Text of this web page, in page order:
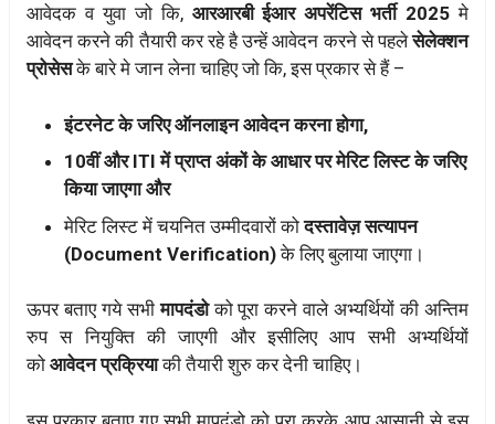
आवेदक व युवा जो कि,आरआरबी ईआर अपरेंटिस भर्ती 2025मे
आवेदन करने की तैयारी कर रहे है उन्हें आवेदन करने से पहलेसेलेक्शन
प्रोसेसके बारे मे जान लेना चाहिए जो कि, इस प्रकार से हैं –
इंटरनेट के जरिए ऑनलाइन आवेदन करना होगा,
10वीं और ITI में प्राप्त अंकों के आधार पर मेरिट लिस्ट के जरिए
किया जाएगा और
मेरिट लिस्ट में चयनित उम्मीदवारों कोदस्तावेज़ सत्यापन
(Document Verification)के लिए बुलाया जाएगा।
ऊपर बताए गये सभीमापदंडोको पूरा करने वाले अभ्यर्थियों की अन्तिम
रुप स नियुक्ति की जाएगी और इसीलिए आप सभी अभ्यर्थियों
को आवेदन प्रक्रियाकी तैयारी शुरु कर देनी चाहिए।